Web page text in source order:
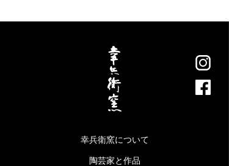
幸兵衛窯について
陶芸家と作品